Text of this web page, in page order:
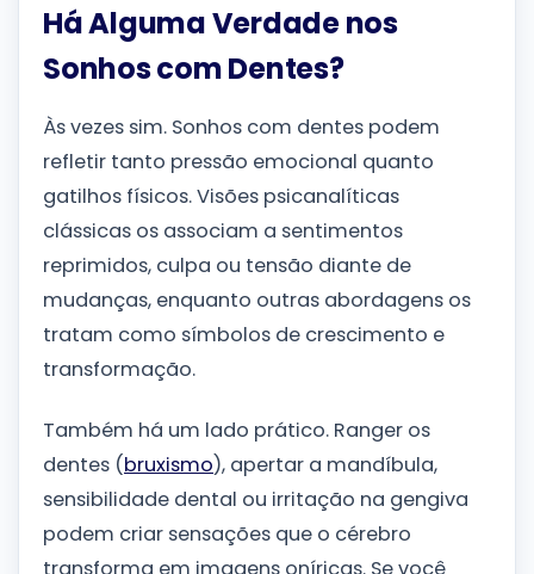
Há Alguma Verdade nos
Sonhos com Dentes?
Às vezes sim. Sonhos com dentes podem
refletir tanto pressão emocional quanto
gatilhos físicos. Visões psicanalíticas
clássicas os associam a sentimentos
reprimidos, culpa ou tensão diante de
mudanças, enquanto outras abordagens os
tratam como símbolos de crescimento e
transformação.
Também há um lado prático. Ranger os
dentes (bruxismo), apertar a mandíbula,
sensibilidade dental ou irritação na gengiva
podem criar sensações que o cérebro